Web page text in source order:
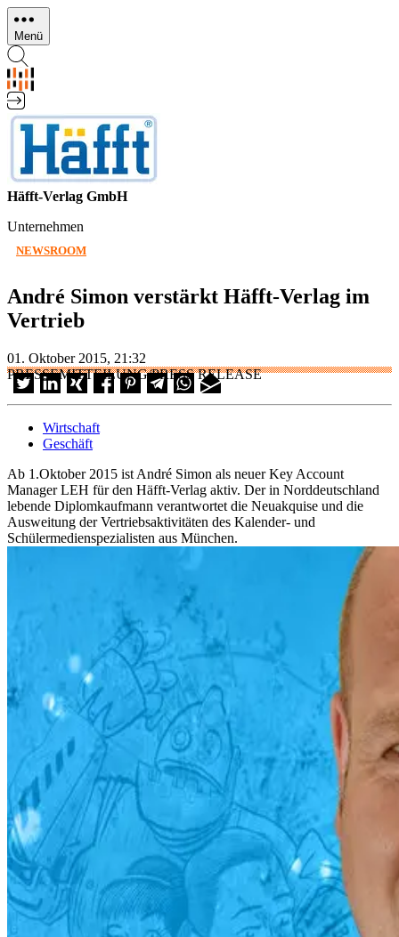
Direkt
zum
Inhalt
Menü
Häfft-Verlag GmbH
Unternehmen
NEWSROOM
André Simon verstärkt Häfft-Verlag im
Vertrieb
01. Oktober 2015, 21:32
PRESSEMITTEILUNG/PRESS RELEASE
Wirtschaft
Geschäft
Ab 1.Oktober 2015 ist André Simon als neuer Key Account
Manager LEH für den Häfft-Verlag aktiv. Der in Norddeutschland
lebende Diplomkaufmann verantwortet die Neuakquise und die
Ausweitung der Vertriebsaktivitäten des Kalender- und
Schülermedienspezialisten aus München.